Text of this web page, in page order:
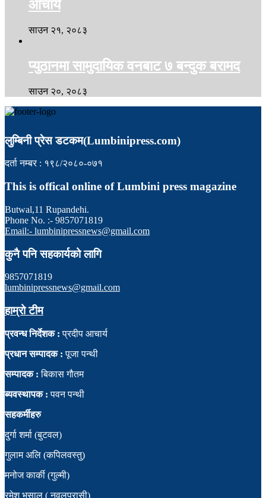
आचार्य
साउन २१, २०८३
प्युठानमा सामुदायिक वनबाट ७ बन्दुक बरामद
साउन २०, २०८३
लुम्बिनी प्रेस डटकम(Lumbinipress.com)
दर्ता नम्बर : १९८/२०८०-०७१
This is offical online of Lumbini press magazine
Butwal,11 Rupandehi.
Phone No. :- 9857071819
Email:- lumbinipressnews@gmail.com
कुनै पनि सहकार्यको लागि
9857071819
lumbinipressnews@gmail.com
हाम्रो टीम
प्रवन्ध निर्देशक : प्रदीप आचार्य
प्रधान सम्पादक : पूजा पन्थी
सम्पादक :बिकास गौतम
ब्यवस्थापक : पवन पन्थी
सहकर्मीहरु
दुर्गा शर्मा (बुटवल)
गुलाम अलि (कपिलवस्तु)
मनोज कार्की (गुल्मी)
रमेश भुसाल ( नवलपरासी)